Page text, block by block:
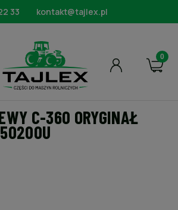
33 kontakt@tajlex.pl
C-360 ORYGINAŁ